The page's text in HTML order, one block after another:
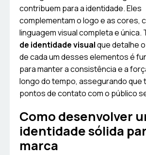
contribuem para a identidade. Eles
complementam o logo e as cores,
linguagem visual completa e única.
de identidade visualque detalhe
de cada um desses elementos é
para manter a consistência e a
longo do tempo, assegurando que
pontos de contato com o público
Como desenvolver
identidade sólida
marca